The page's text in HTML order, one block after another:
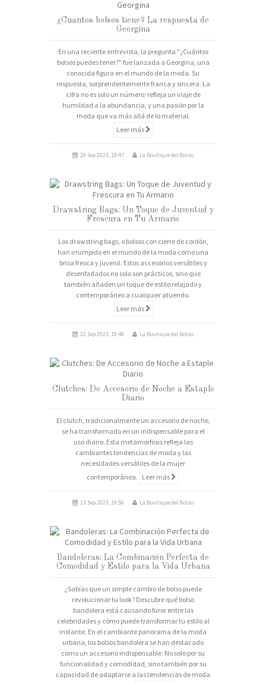
¿Cuantos bolsos tiene? La respuesta de
Georgina
En una reciente entrevista, la pregunta "¿Cuántos
bolsos puedes tener?" fue lanzada a Georgina, una
conocida figura en el mundo de la moda. Su
respuesta, sorprendentemente franca y sincera. La
cifra no es solo un número; refleja un viaje de
humildad a la abundancia, y una pasión por la
moda que va más allá de lo material.
Leer más
29 Sep 2023, 18:47 La Boutique del Bolso
Drawstring Bags: Un Toque de Juventud y
Frescura en Tu Armario
Los drawstring bags, o bolsos con cierre de cordón,
han irrumpido en el mundo de la moda como una
brisa fresca y juvenil. Estos accesorios versátiles y
desenfadados no solo son prácticos, sino que
también añaden un toque de estilo relajado y
contemporáneo a cualquier atuendo.
Leer más
22 Sep 2023, 18:48 La Boutique del Bolso
Clutches: De Accesorio de Noche a Estaple
Diario
El clutch, tradicionalmente un accesorio de noche,
se ha transformado en un indispensable para el
uso diario. Esta metamorfosis refleja las
cambiantes tendencias de moda y las
necesidades versátiles de la mujer
contemporánea. Leer más
15 Sep 2023, 19:56 La Boutique del Bolso
Bandoleras: La Combinación Perfecta de
Comodidad y Estilo para la Vida Urbana
¿Sabías que un simple cambio de bolso puede
revolucionar tu look? Descubre qué bolso
bandolera está causando furor entre las
celebridades y cómo puede transformar tu estilo al
instante. En el cambiante panorama de la moda
urbana, los bolsos bandolera se han destacado
como un accesorio indispensable. No solo por su
funcionalidad y comodidad, sino también por su
capacidad de adaptarse a las tendencias de moda